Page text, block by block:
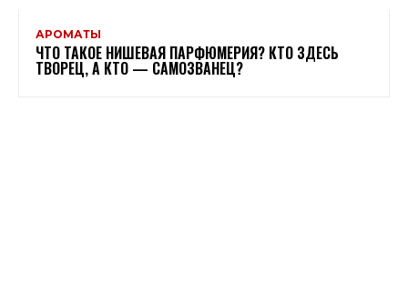
АРОМАТЫ
ЧТО ТАКОЕ НИШЕВАЯ ПАРФЮМЕРИЯ? КТО ЗДЕСЬ
ТВОРЕЦ, А КТО — САМОЗВАНЕЦ?